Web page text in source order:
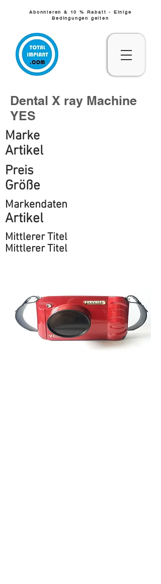
Abonnieren & 10 % Rabatt - Einige
Bedingungen gelten
Dental X ray Machine
YES
Marke
Artikel
Preis
Größe
Markendaten
Artikel
Mittlerer Titel
Mittlerer Titel